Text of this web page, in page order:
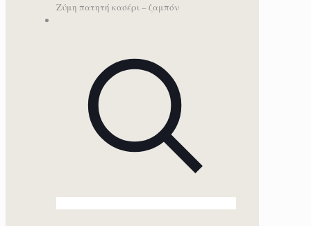
Ζύμη πατητή κασέρι – ζαμπόν